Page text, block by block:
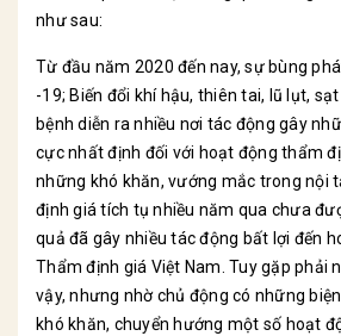
như sau:
Từ đầu năm 2020 đến nay, sự bùng
-19; Biến đổi khí hậu, thiên tai, lũ lụt,
bệnh diễn ra nhiều nơi tác động gây
cực nhất định đối với hoạt động thẩm
những khó khăn, vướng mắc trong nội
định giá tích tụ nhiều năm qua chưa
quả đã gây nhiều tác động bất lợi đến
Thẩm định giá Việt Nam. Tuy gặp phải
vậy, nhưng nhờ chủ động có những
khó khăn, chuyển hướng một số hoạt